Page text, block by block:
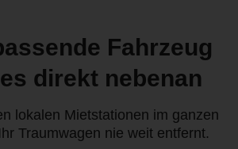
Fahrzeug
direkt nebenan
lokalen Mietstationen im ganzen
Traumwagen nie weit entfernt.